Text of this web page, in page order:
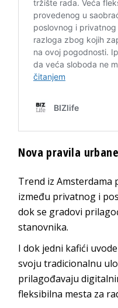
Nova pravila
Trend iz Amsterdama
između privatnog i
dok se gradovi
stanovnika.
I dok jedni kafići
svoju tradicionalnu
prilagođavaju
fleksibilna mesta za